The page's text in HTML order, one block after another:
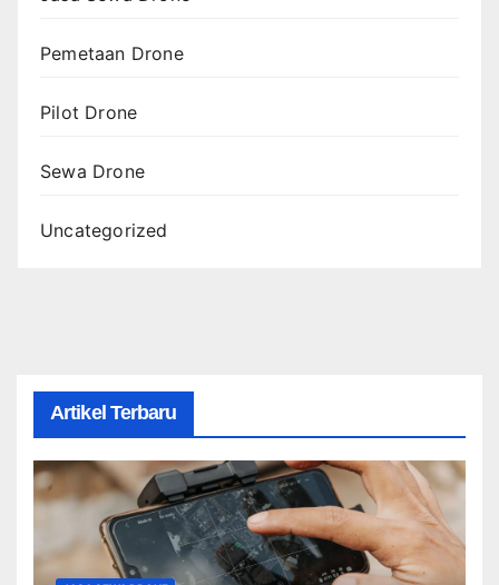
Pemetaan Drone
Pilot Drone
Sewa Drone
Uncategorized
Artikel Terbaru